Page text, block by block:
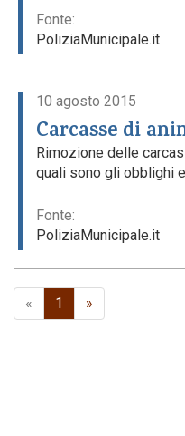
Fonte:
PoliziaMunicipale.it
10 agosto 2015
Carcasse di
Rimozione delle
quali sono gli obblighi
Fonte:
PoliziaMunicipale.it
« 1 »